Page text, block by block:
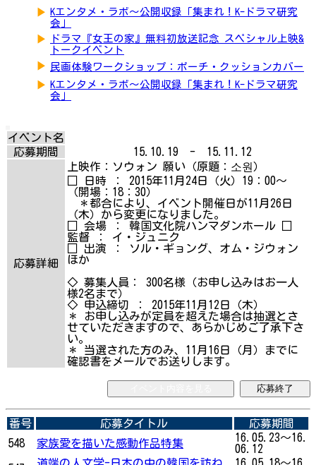
▶ Kエンタメ・ラボ～公開収録「集まれ！K-ドラマ研究
会」
▶
ドラマ『女王の家』無料初放送記念 スペシャル上映&
トークイベント
▶ 民画体験ワークショップ：ポーチ・クッションカバー
▶ Kエンタメ・ラボ～公開収録「集まれ！K-ドラマ研究
会」
イベント名
応募期間
15.10.19 - 15.11.12
応募詳細
上映作：ソウォン 願い（原題：소원）
□ 日時 ： 2015年11月24日（火）19：00～
（開場：18：30）
＊都合により、イベント開催日が11月26日
（木）から変更になりました。
□ 会場 ： 韓国文化院ハンマダンホール □
監督 ： イ・ジュニク
□ 出演 ： ソル・ギョング、オム・ジウォン
ほか
◇ 募集人員： 300名様（お申し込みはお一人
様2名まで）
◇ 申込締切 ： 2015年11月12日（木）
＊ お申し込みが定員を超えた場合は抽選とさ
せていただきますので、あらかじめご了承下さ
い。
＊ 当選された方のみ、11月16日（月）までに
確認書をメールでお送りします。
応募終了
番号 応募タイトル
応募期間
548
家族愛を描いた感動作品特集
16.05.23～16.
06.12